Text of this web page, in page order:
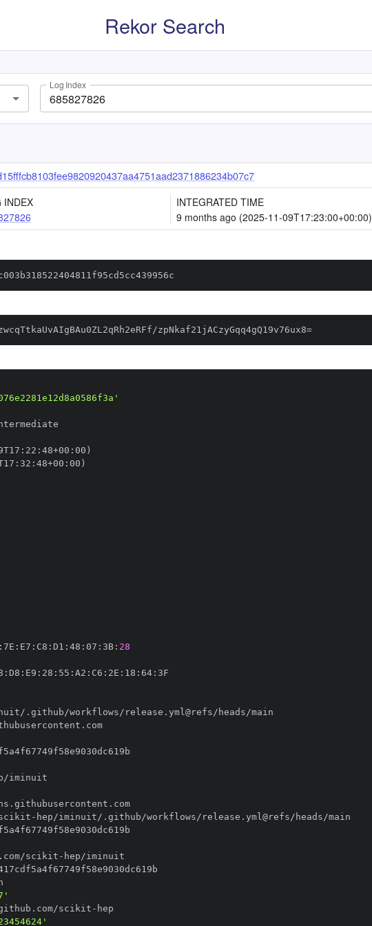
Rekor Search
Log Index
INDEX
INTEGRATED TIME
9 months ago (2025-11-09T17:23:00+00:00)
zpNkaf21jACzyGqq4gQ19v76ux8=
: 22 : 48+00 :
: 32 : 48+00 :
: 7E : E7 : C8 : D1 : 48 : 07 : 3B: 28
: D8 : E9 : 28 : 55 : A2 : C6 : 2E : 18 : 64:
//token.actions.githubusercontent.com
//token.actions.githubusercontent.com
-
scikit-
scikit-